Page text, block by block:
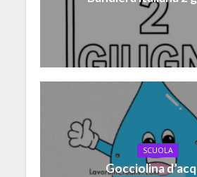
SCUOLA
Gocciolina